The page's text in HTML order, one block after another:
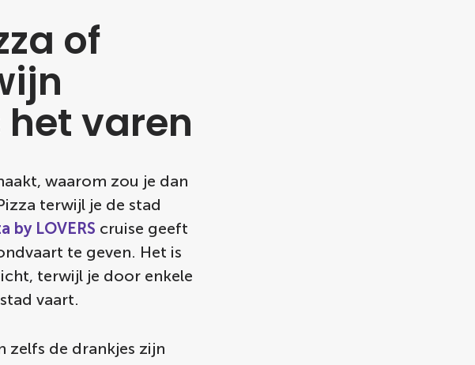
of
varen
waarom zou je dan
terwijl je de stad
by LOVERS cruise geeft
te geven. Het is
terwijl je door enkele
vaart.
zelfs de drankjes zijn